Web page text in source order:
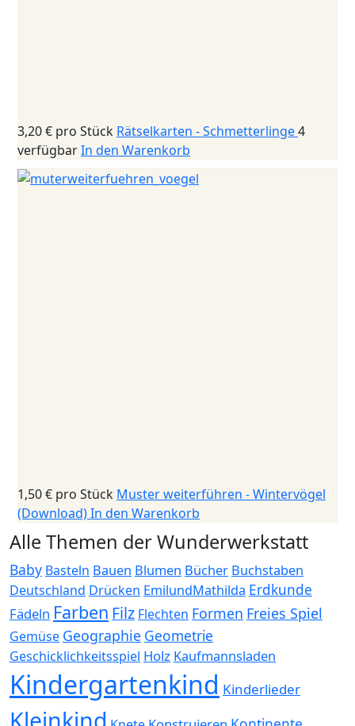
3,20 € pro Stück Rätselkarten - Schmetterlinge4
verfügbarIn den Warenkorb
1,50 € pro Stück Muster weiterführen - Wintervögel
(Download)In den Warenkorb
Alle Themen der Wunderwerkstatt
Baby Basteln Bauen Blumen Bücher Buchstaben
Deutschland Drücken EmilundMathilda Erdkunde
Fädeln Farben Filz Flechten Formen Freies Spiel
Gemüse Geographie Geometrie
Geschicklichkeitsspiel Holz Kaufmannsladen
Kindergartenkind Kinderlieder